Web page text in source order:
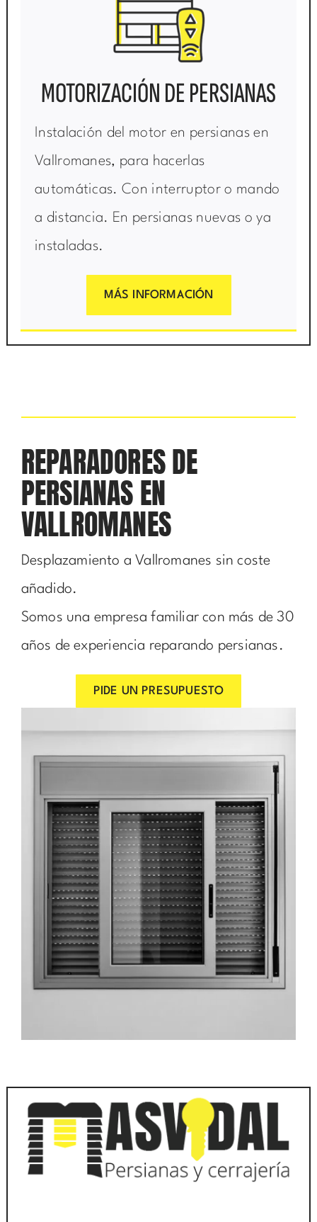
MOTORIZACIÓN DE PERSIANAS
Instalación del motor en persianas en
Vallromanes, para hacerlas
automáticas. Con interruptor o mando
a distancia. En persianas nuevas o ya
instaladas.
MÁS INFORMACIÓN
REPARADORES DE
PERSIANAS EN
VALLROMANES
Desplazamiento a Vallromanes sin coste
añadido.
Somos una empresa familiar con más de 30
años de experiencia reparando persianas.
PIDE UN PRESUPUESTO